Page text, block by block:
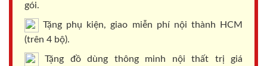
gói.
Tặng phụ kiện, giao miễn phí nội thành HCM
(trên 4 bộ).
Tặng đồ dùng thông minh nội thất trị giá